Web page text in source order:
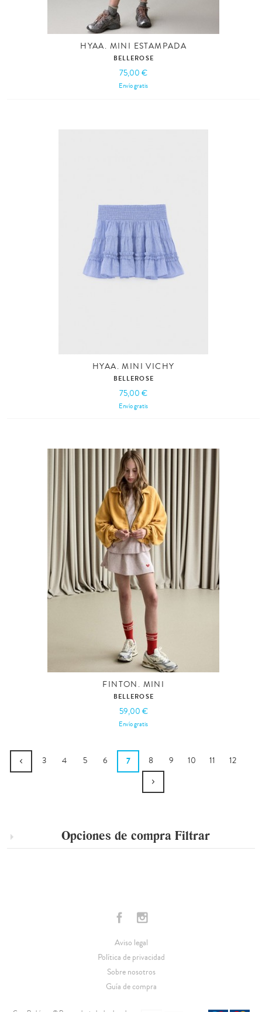
HYAA. MINI ESTAMPADA
BELLEROSE
75,00 €
Envío gratis
HYAA. MINI VICHY
BELLEROSE
75,00 €
Envío gratis
FINTON. MINI
BELLEROSE
59,00 €
Envío gratis
3 4 5 6 7 8 9 10 11 12
Opciones de compra Filtrar
Aviso legal
Política de privacidad
Sobre nosotros
Guía de compra